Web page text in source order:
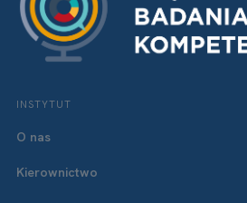
INSTYTUT
O nas
Kierownictwo